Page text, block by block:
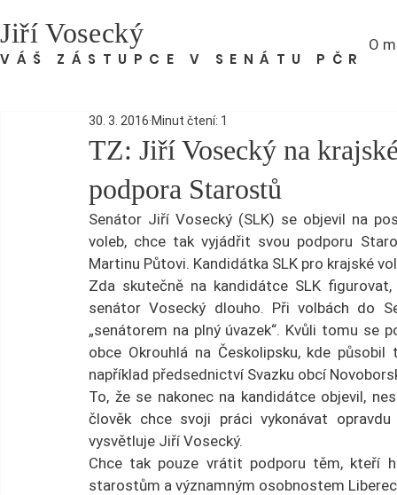
Jiří Vosecký
VÁŠ ZÁSTUPCE V SENÁTU PČR
O
TZ: Jiří Vosecký na
podpora Starostů
30. 3. 2016 Minut čtení: 1
Senátor Jiří Vosecký (SLK) se objevil na
voleb, chce tak vyjádřit svou podporu
Martinu Půtovi. Kandidátka SLK pro krajské
Zda skutečně na kandidátce SLK
senátor Vosecký dlouho. Při volbách do
„senátorem na plný úvazek“. Kvůli tomu
obce Okrouhlá na Českolipsku, kde
například předsednictví Svazku obcí
To, že se nakonec na kandidátce objevil,
člověk chce svoji práci vykonávat
vysvětluje Jiří Vosecký.
Chce tak pouze vrátit podporu těm, kteří
starostům a významným osobnostem